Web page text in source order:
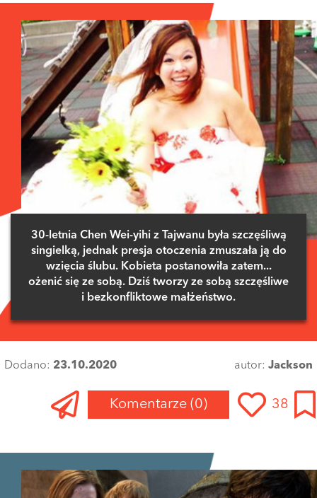
30-letnia Chen Wei-yihi z Tajwanu była szczęśliwą
singielką, jednak presja otoczenia zmuszała ją do
wzięcia ślubu. Kobieta postanowiła zatem...
ożenić się ze sobą. Dziś tworzy ze sobą szczęśliwe
i bezkonfliktowe małżeństwo.
Dodano: 23.10.2020 autor: Jackson
Komentarze (0) 38